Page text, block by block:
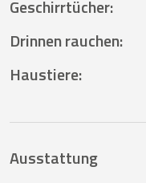
Geschirrtücher:
Drinnen rauchen:
Haustiere:
Ausstattung